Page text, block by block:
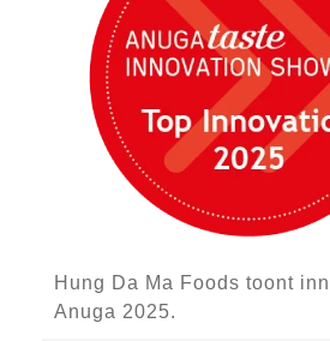
Hung Da Ma Foods toont
Anuga 2025.